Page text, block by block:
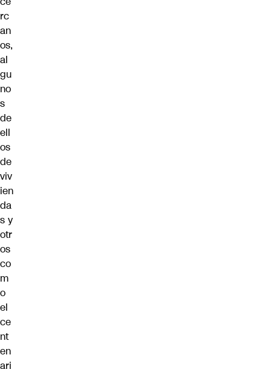
rc
an
os,
al
gu
no
s
de
ell
os
de
viv
ien
da
s y
otr
os
co
m
o
el
ce
nt
en
ari